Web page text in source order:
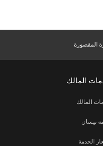
المقصورة
المالك
المالك
نيسان
الخدمة